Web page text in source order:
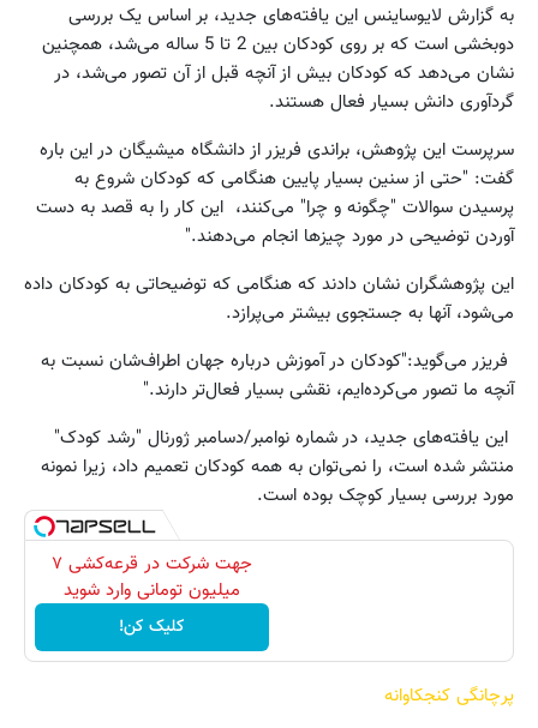
به گزارش لایوساینس این یافته‌های جدید،‌ بر اساس یک بررسی
دوبخشی است که بر روی کودکان بین 2 تا 5 ساله می‌شد،‌ همچنین
نشان می‌دهد که کودکان بیش از آنچه قبل از آن تصور می‌شد، در
گردآوری دانش بسیار فعال هستند.
سرپرست این پژوهش، براندی فریزر از دانشگاه میشیگان در این باره
گفت: "حتی از سنین بسیار پایین هنگامی که کودکان شروع به
پرسیدن سوالات "چگونه و چرا" می‌کنند، این کار را به قصد به دست
آوردن توضیحی در مورد چیزها انجام می‌دهند."
این پژوهشگران نشان دادند که هنگامی که توضیحاتی به کودکان داده
می‌شود، آنها به جستجوی بیشتر می‌پرازد.
فریزر می‌گوید:‌"کودکان در آموزش درباره جهان اطراف‌شان نسبت به
آنچه ما تصور می‌کرده‌ایم، نقشی بسیار فعال‌‌تر دارند."
این یافته‌های جدید، در شماره نوامبر/دسامبر ژورنال "رشد کودک"
منتشر شده است، را نمی‌توان به همه کودکان تعمیم داد، زیرا نمونه
مورد بررسی بسیار کوچک بوده است.
جهت شرکت در قرعه‌کشی ۷
میلیون تومانی وارد شوید
کلیک کن!
پرچانگی کنجکاوانه